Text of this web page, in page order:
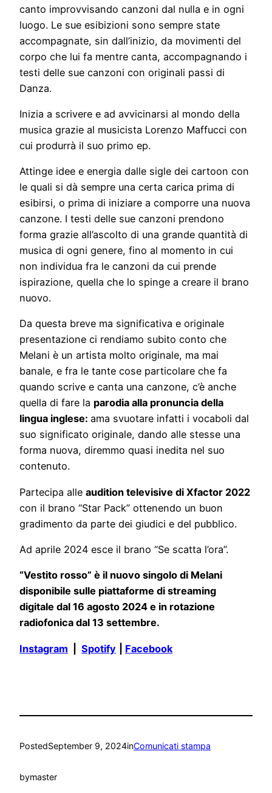
canto improvvisando canzoni dal nulla e in ogni
luogo. Le sue esibizioni sono sempre state
accompagnate, sin dall’inizio, da movimenti del
corpo che lui fa mentre canta, accompagnando i
testi delle sue canzoni con originali passi di
Danza.
Inizia a scrivere e ad avvicinarsi al mondo della
musica grazie al musicista Lorenzo Maffucci con
cui produrrà il suo primo ep.
Attinge idee e energia dalle sigle dei cartoon con
le quali si dà sempre una certa carica prima di
esibirsi, o prima di iniziare a comporre una nuova
canzone. I testi delle sue canzoni prendono
forma grazie all’ascolto di una grande quantità di
musica di ogni genere, fino al momento in cui
non individua fra le canzoni da cui prende
ispirazione, quella che lo spinge a creare il brano
nuovo.
Da questa breve ma significativa e originale
presentazione ci rendiamo subito conto che
Melani è un artista molto originale, ma mai
banale, e fra le tante cose particolare che fa
quando scrive e canta una canzone, c’è anche
quella di fare la parodia alla pronuncia della
lingua inglese: ama svuotare infatti i vocaboli dal
suo significato originale, dando alle stesse una
forma nuova, diremmo quasi inedita nel suo
contenuto.
Partecipa alle audition televisive di Xfactor 2022
con il brano “Star Pack” ottenendo un buon
gradimento da parte dei giudici e del pubblico.
Ad aprile 2024 esce il brano “Se scatta l’ora”.
“Vestito rosso” è il nuovo singolo di Melani
disponibile sulle piattaforme di streaming
digitale dal 16 agosto 2024 e in rotazione
radiofonica dal 13 settembre.
Instagram Spotify Facebook
PostedSeptember 9, 2024inComunicati stampa
bymaster